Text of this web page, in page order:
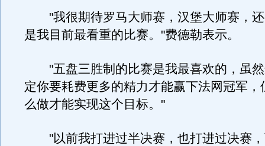
"我很期待罗马大师赛，汉堡大师赛，还
是我目前最看重的比赛。"费德勒表示。
"五盘三胜制的比赛是我最喜欢的，虽然
定你要耗费更多的精力才能赢下法网冠军，
么做才能实现这个目标。"
"以前我打进过半决赛，也打进过决赛，